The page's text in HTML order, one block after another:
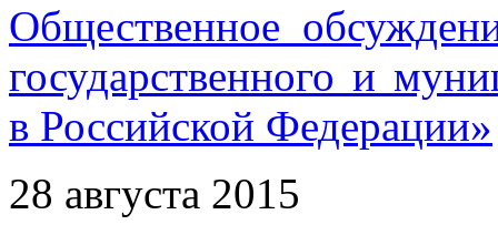
Общественное
государственного и
в Российской Федерации»
28 августа 2015